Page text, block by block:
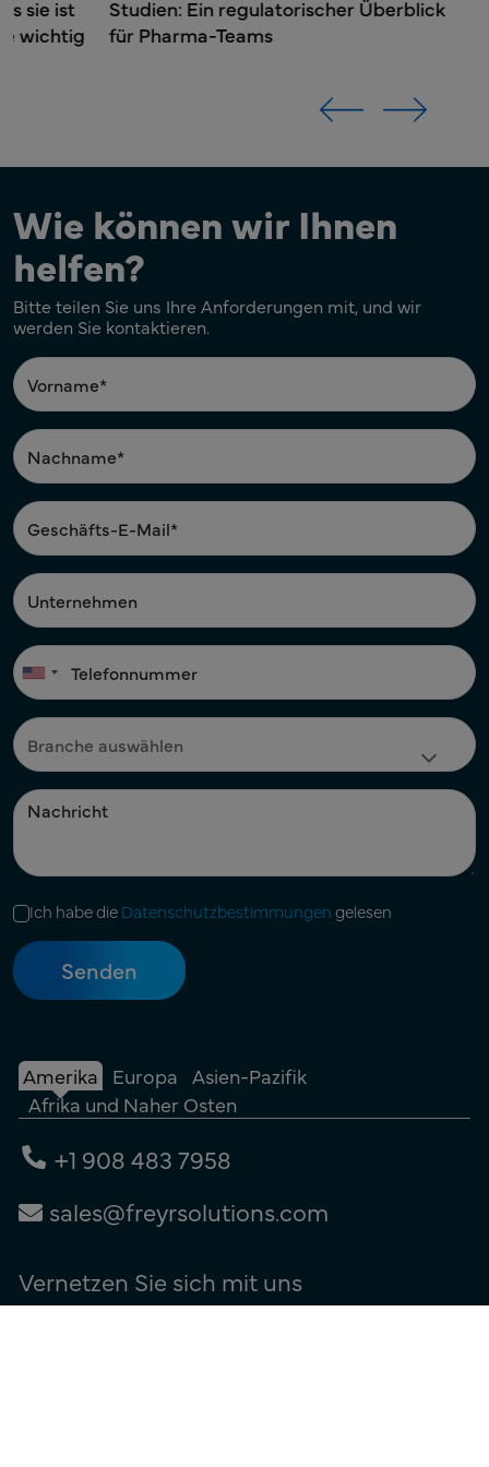
US-amerikanisches, multinationales Pharma- und
Biotechnologieunternehmen
US-amerikanisches, multinationales Pharma- und
Biotechnologieunternehmen
Studien: Ein regulatorischer Überblick
für Pharma-Teams
Wie können wir Ihnen
helfen?
Bitte teilen Sie uns Ihre Anforderungen mit, und wir
werden Sie kontaktieren.
Ich habe dieDatenschutzbestimmungen gelesen
Amerika Europa Asien-Pazifik
Afrika und Naher Osten
+1 908 483 7958
sales@freyrsolutions.com
Vernetzen Sie sich mit uns